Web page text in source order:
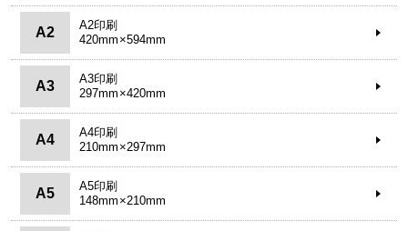
A2
A2印刷
420mm×594mm
A3
A3印刷
297mm×420mm
A4
A4印刷
210mm×297mm
A5
A5印刷
148mm×210mm